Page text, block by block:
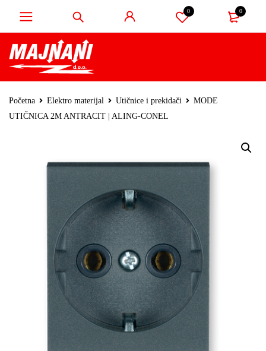
0 0
Početna Elektro materijal Utičnice i prekidači
MODE
UTIČNICA 2M ANTRACIT | ALING-CONEL